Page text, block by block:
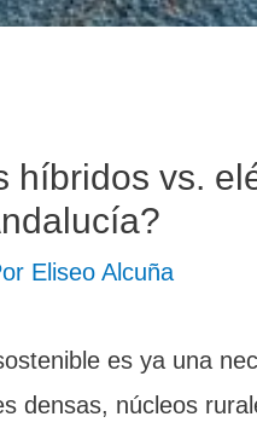
híbridos vs.
Eliseo Alcuña
es ya una
densas, núcleos